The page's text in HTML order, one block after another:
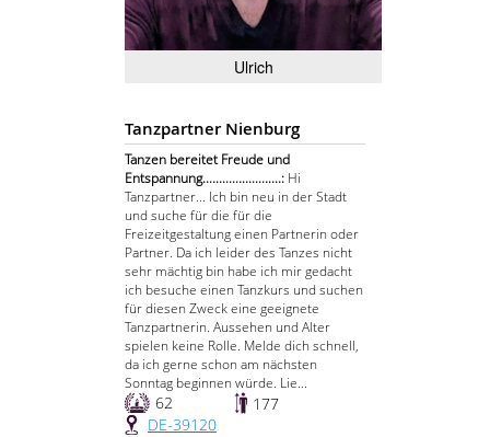
Ulrich
Tanzpartner Nienburg
Tanzen bereitet Freude und
Entspannung........................: Hi
Tanzpartner... Ich bin neu in der Stadt
und suche für die für die
Freizeitgestaltung einen Partnerin oder
Partner. Da ich leider des Tanzes nicht
sehr mächtig bin habe ich mir gedacht
ich besuche einen Tanzkurs und suchen
für diesen Zweck eine geeignete
Tanzpartnerin. Aussehen und Alter
spielen keine Rolle. Melde dich schnell,
da ich gerne schon am nächsten
Sonntag beginnen würde. Lie...
62
177
DE-39120